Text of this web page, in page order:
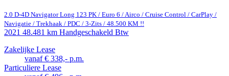
2.0 D-4D Navigator Long 123 PK / Euro 6 / Airco / Cruise Control / CarPlay /
Navigatie / Trekhaak / PDC / 3-Zits / 48.500 KM !!
2021 48.481 km Handgeschakeld Btw
Zakelijke Lease
vanaf € 338,- p.m.
Particuliere Lease